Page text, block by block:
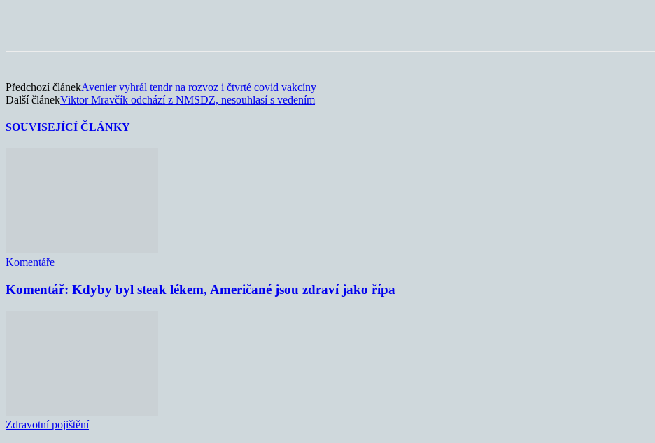
Předchozí článekAvenier vyhrál tendr na rozvoz i čtvrté covid vakcíny
Další článekViktor Mravčík odchází z NMSDZ, nesouhlasí s vedením
SOUVISEJÍCÍ ČLÁNKY
Komentáře
Komentář: Kdyby byl steak lékem, Američané jsou zdraví jako řípa
Zdravotní pojištění